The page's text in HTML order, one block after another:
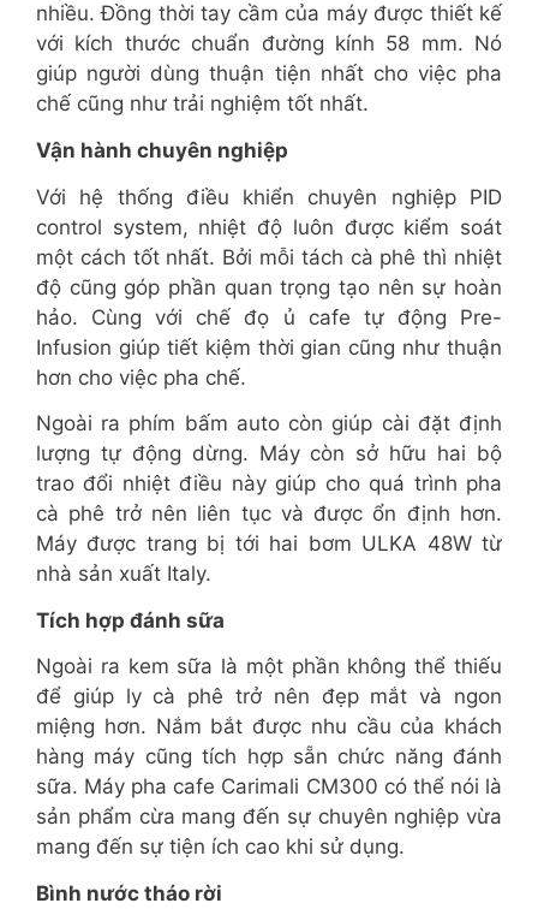
nhiều. Đồng thời tay cầm của máy được thiết kế
với kích thước chuẩn đường kính 58 mm. Nó
giúp người dùng thuận tiện nhất cho việc pha
chế cũng như trải nghiệm tốt nhất.
Vận hành chuyên nghiệp
Với hệ thống điều khiển chuyên nghiệp PID
control system, nhiệt độ luôn được kiểm soát
một cách tốt nhất. Bởi mỗi tách cà phê thì nhiệt
độ cũng góp phần quan trọng tạo nên sự hoàn
hảo. Cùng với chế đọ ủ cafe tự động Pre-
Infusion giúp tiết kiệm thời gian cũng như thuận
hơn cho việc pha chế.
Ngoài ra phím bấm auto còn giúp cài đặt định
lượng tự động dừng. Máy còn sở hữu hai bộ
trao đổi nhiệt điều này giúp cho quá trình pha
cà phê trở nên liên tục và được ổn định hơn.
Máy được trang bị tới hai bơm ULKA 48W từ
nhà sản xuất Italy.
Tích hợp đánh sữa
Ngoài ra kem sữa là một phần không thể thiếu
để giúp ly cà phê trở nên đẹp mắt và ngon
miệng hơn. Nắm bắt được nhu cầu của khách
hàng máy cũng tích hợp sẵn chức năng đánh
sữa. Máy pha cafe Carimali CM300 có thể nói là
sản phẩm cừa mang đến sự chuyên nghiệp vừa
mang đến sự tiện ích cao khi sử dụng.
Bình nước tháo rời